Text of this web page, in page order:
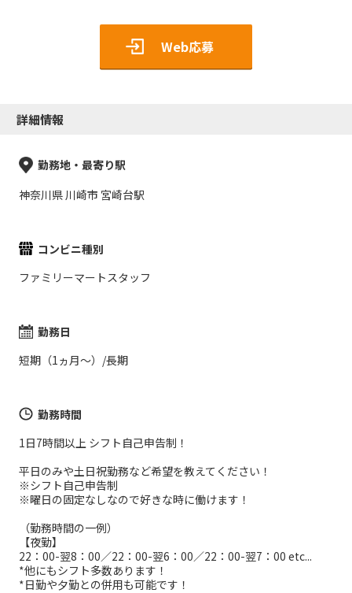
Web応募
詳細情報
勤務地・最寄り駅
神奈川県 川崎市 宮崎台駅
コンビニ種別
ファミリーマートスタッフ
勤務日
短期（1ヵ月～）/長期
勤務時間
1日7時間以上 シフト自己申告制！
平日のみや土日祝勤務など希望を教えてください！
※シフト自己申告制
※曜日の固定なしなので好きな時に働けます！
（勤務時間の一例）
【夜勤】
22：00-翌8：00／22：00-翌6：00／22：00-翌7：00 etc...
*他にもシフト多数あります！
*日勤や夕勤との併用も可能です！